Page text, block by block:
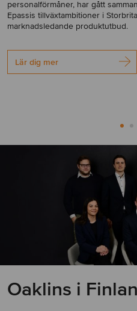
personalförmåner, har gått
Epassis tillväxtambitioner i
marknadsledande produktutbud.
Lär dig mer
Oaklins i